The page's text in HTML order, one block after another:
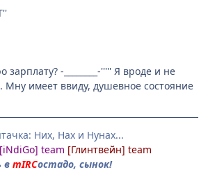
зарплату? -________-''''' Я вроде и не
Мну имеет ввиду, душевное состояние
Них, Нах и Нунах...
[iNdiGo] team [Глинтвейн] team
в mIRCостадо, сынок!